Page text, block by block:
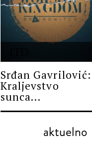
Srđan Gavrilović:
Kraljevstvo
sunca...
aktuelno